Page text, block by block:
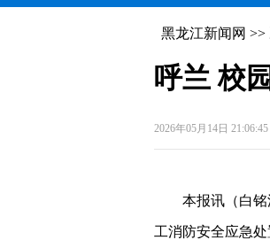
黑龙江新闻网 >>
呼兰 校
2026年05月14日 21:06:45
本报讯（白铭
工消防安全应急